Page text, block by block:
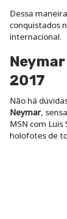
Dessa
conquistados
internacional.
Neymar
2017
Não há
Neymar,
MSN com
holofotes de